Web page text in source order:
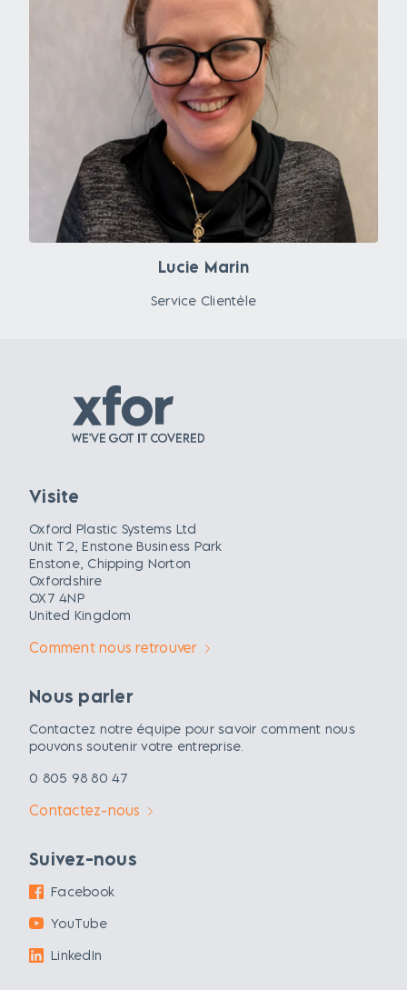
Lucie Marin
Service Clientèle
Visite
Oxford Plastic Systems Ltd
Unit T2, Enstone Business Park
Enstone, Chipping Norton
Oxfordshire
OX7 4NP
United Kingdom
Comment nous retrouver
Nous parler
Contactez notre équipe pour savoir comment nous
pouvons soutenir votre entreprise.
0 805 98 80 47
Contactez-nous
Suivez-nous
Facebook
YouTube
LinkedIn